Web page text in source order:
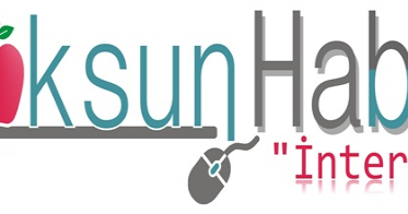
Karakaya’dan Başkan Cüce’ye Veda Ziyareti.
Sona Doğru.